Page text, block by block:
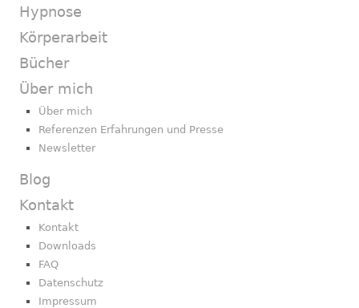
Hypnose
Körperarbeit
Bücher
Über mich
Über mich
Referenzen Erfahrungen und Presse
Newsletter
Blog
Kontakt
Kontakt
Downloads
FAQ
Datenschutz
Impressum